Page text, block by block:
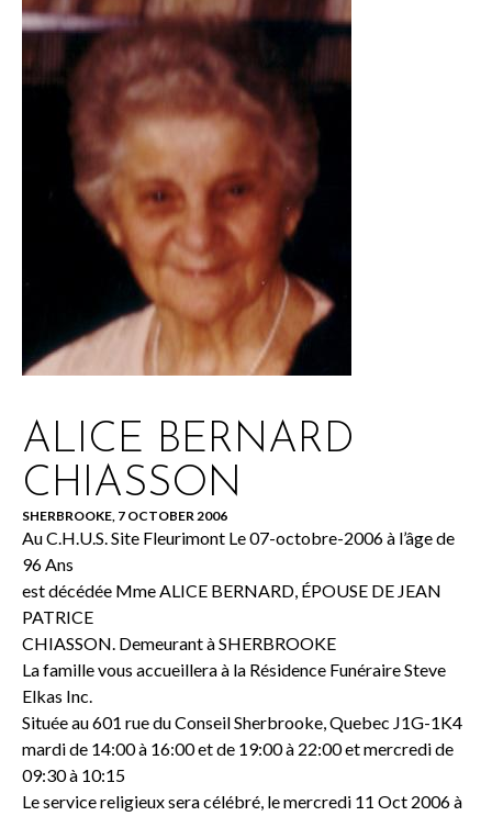
ALICE BERNARD
CHIASSON
SHERBROOKE, 7 OCTOBER 2006
Au C.H.U.S. Site Fleurimont Le 07-octobre-2006 à l’âge de
96 Ans
est décédée Mme ALICE BERNARD, ÉPOUSE DE JEAN
PATRICE
CHIASSON. Demeurant à SHERBROOKE
La famille vous accueillera à la Résidence Funéraire Steve
Elkas Inc.
Située au 601 rue du Conseil Sherbrooke, Quebec J1G-1K4
mardi de 14:00 à 16:00 et de 19:00 à 22:00 et mercredi de
09:30 à 10:15
Le service religieux sera célébré, le mercredi 11 Oct 2006 à